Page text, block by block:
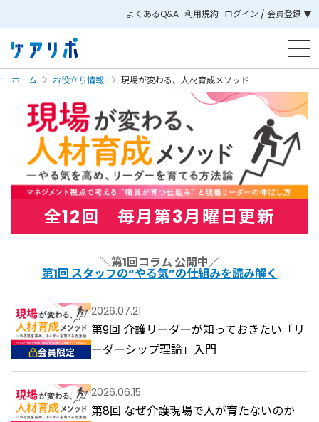
よくあるQ&A 利用規約 ログイン / 会員登録 ▼
ホーム お役立ち情報 現場が変わる、人材育成メソッド
全12回 毎月第3月曜日更新
＼第1回コラム 公開中／
第1回 スタッフの“やる気”の仕組みを読み解く
会員限定
2026.07.21
第9回 介護リーダーが知っておきたい「リ
ーダーシップ理論」入門
2026.06.15
第8回 なぜ介護現場で人が育たないのか